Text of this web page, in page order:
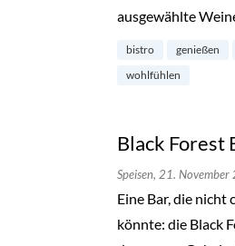
ausgewählte
bistro genießen
wohlfühlen
Black Forest
Speisen, 21.
Eine Bar, die nicht
könnte: die Black